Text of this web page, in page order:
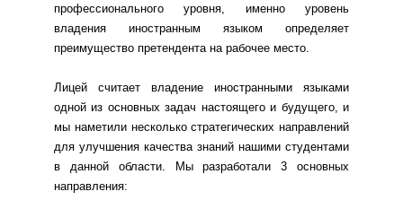
профессионального уровня, именно уровень
владения иностранным языком определяет
преимущество претендента на рабочее место.
Лицей считает владение иностранными языками
одной из основных задач настоящего и будущего, и
мы наметили несколько стратегических направлений
для улучшения качества знаний нашими студентами
в данной области. Мы разработали 3 основных
направления: